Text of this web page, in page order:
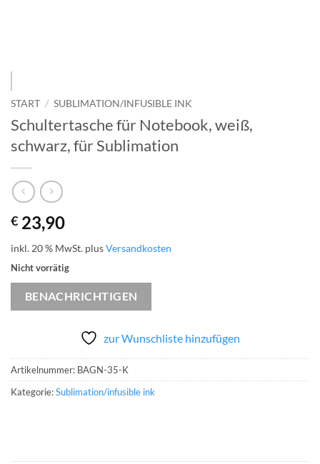
START / SUBLIMATION/INFUSIBLE INK
Schultertasche für Notebook, weiß,
schwarz, für Sublimation
€ 23,90
inkl. 20 % MwSt. plusVersandkosten
Nicht vorrätig
BENACHRICHTIGEN
zur Wunschliste hinzufügen
Artikelnummer: BAGN-35-K
Kategorie:Sublimation/infusible ink